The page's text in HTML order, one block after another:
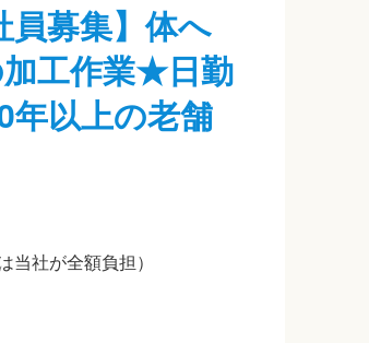
員募集】体へ
工作業★日勤
以上の老舗
社が全額負担）